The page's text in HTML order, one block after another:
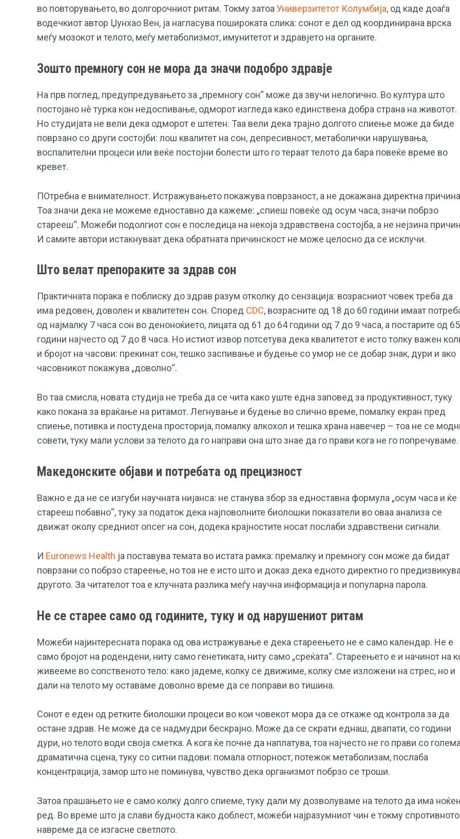
во повторувањето, во долгорочниот ритам. Токму затоа Универзитетот Колумбија, од каде доаѓа
водечкиот автор Џунхао Вен, ја нагласува пошироката слика: сонот е дел од координирана врска
меѓу мозокот и телото, меѓу метаболизмот, имунитетот и здравјето на органите.
Зошто премногу сон не мора да значи подобро здравје
На прв поглед, предупредувањето за „премногу сон“ може да звучи нелогично. Во култура што
постојано нè турка кон недоспивање, одморот изгледа како единствена добра страна на животот.
Но студијата не вели дека одморот е штетен. Таа вели дека трајно долгото спиење може да биде
поврзано со други состојби: лош квалитет на сон, депресивност, метаболички нарушувања,
воспалителни процеси или веќе постојни болести што го тераат телото да бара повеќе време во
кревет.
ПОтребна е внимателност. Истражувањето покажува поврзаност, а не докажана директна
Тоа значи дека не можеме едноставно да кажеме: „спиеш повеќе од осум часа, значи побрзо
старееш“. Можеби подолгиот сон е последица на некоја здравствена состојба, а не нејзина
И самите автори истакнуваат дека обратната причинскост не може целосно да се исклучи.
Што велат препораките за здрав сон
Практичната порака е поблиску до здрав разум отколку до сензација: возрасниот човек треба да
има редовен, доволен и квалитетен сон. Според CDC, возрасните од 18 до 60 години имаат
од најмалку 7 часа сон во деноноќието, лицата од 61 до 64 години од 7 до 9 часа, а постарите од 65
години најчесто од 7 до 8 часа. Но истиот извор потсетува дека квалитетот е исто толку важен
и бројот на часови: прекинат сон, тешко заспивање и будење со умор не се добар знак, дури и ако
часовникот покажува „доволно“.
Во таа смисла, новата студија не треба да се чита како уште една заповед за продуктивност, туку
како покана за враќање на ритамот. Легнување и будење во слично време, помалку екран пред
спиење, потивка и постудена просторија, помалку алкохол и тешка храна навечер – тоа не се
совети, туку мали услови за телото да го направи она што знае да го прави кога не го попречуваме.
Македонските објави и потребата од прецизност
Важно е да не се изгуби научната нијанса: не станува збор за едноставна формула „осум часа и ќе
старееш побавно“, туку за податок дека најповолните биолошки показатели во оваа анализа се
движат околу средниот опсег на сон, додека крајностите носат послаби здравствени сигнали.
И Euronews Health ја поставува темата во истата рамка: премалку и премногу сон може да бидат
поврзани со побрзо стареење, но тоа не е исто што и доказ дека едното директно го
другото. За читателот тоа е клучната разлика меѓу научна информација и популарна парола.
Не се старее само од годините, туку и од нарушениот ритам
Можеби најинтересната порака од ова истражување е дека стареењето не е само календар. Не е
само бројот на родендени, ниту само генетиката, ниту само „среќата“. Стареењето е и начинот на
живееме во сопственото тело: како јадеме, колку се движиме, колку сме изложени на стрес, но и
дали на телото му оставаме доволно време да се поправи во тишина.
Сонот е еден од ретките биолошки процеси во кои човекот мора да се откаже од контрола за да
остане здрав. Не може да се надмудри бескрајно. Може да се скрати еднаш, двапати, со години
дури, но телото води своја сметка. А кога ќе почне да наплатува, тоа најчесто не го прави со
драматична сцена, туку со ситни падови: помала отпорност, потежок метаболизам, послаба
концентрација, замор што не поминува, чувство дека организмот побрзо се троши.
Затоа прашањето не е само колку долго спиеме, туку дали му дозволуваме на телото да има
ред. Во време што ја слави будноста како доблест, можеби најразумниот чин е токму
навреме да се изгасне светлото.